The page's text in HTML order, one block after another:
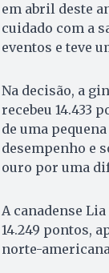
em abril deste
cuidado com a
eventos e teve
Na decisão, a
recebeu 14.433
de uma
desempenho e
ouro por uma
A canadense
14.249 pontos,
norte-